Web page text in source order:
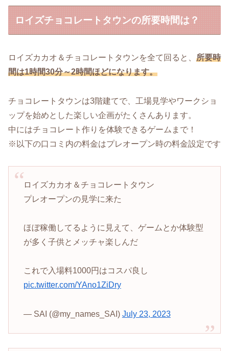
ロイズチョコレートタウンの所要時間は？
ロイズカカオ＆チョコレートタウンを全て回ると、 所要時
間は1時間30分～2時間ほどになります。
チョコレートタウンは3階建てで、工場見学やワークショ
ップを始めとした楽しい企画がたくさんあります。
中にはチョコレート作りを体験できるゲームまで！
※以下の口コミ内の料金はプレオープン時の料金設定です
ロイズカカオ＆チョコレートタウン
プレオープンの見学に来た
ほぼ稼働してるように見えて、ゲームとか体験型
が多く子供とメッチャ楽しんだ
これで入場料1000円はコスパ良し
pic.twitter.com/YAno1ZiDry
— SAI (@my_names_SAI) July 23, 2023